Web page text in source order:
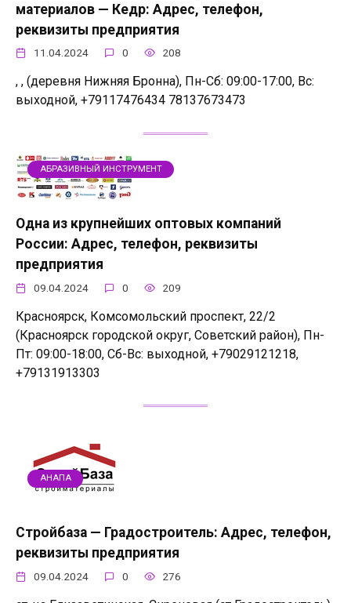
материалов — Кедр: Адрес, телефон,
реквизиты предприятия
11.04.2024 0 208
, , (деревня Нижняя Бронна), Пн-Сб: 09:00-17:00, Вс:
выходной, +79117476434 78137673473
АБРАЗИВНЫЙ ИНСТРУМЕНТ
Одна из крупнейших оптовых компаний
России: Адрес, телефон, реквизиты
предприятия
09.04.2024 0 209
Красноярск, Комсомольский проспект, 22/2
(Красноярск городской округ, Советский район), Пн-
Пт: 09:00-18:00, Сб-Вс: выходной, +79029121218,
+79131913303
АНАПА
Стройбаза — Градостроитель: Адрес, телефон,
реквизиты предприятия
09.04.2024 0 276